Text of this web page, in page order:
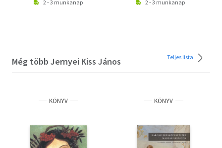
2 - 3 munkanap 2 - 3 munkanap
Még több Jernyei Kiss János Teljes lista
KÖNYV KÖNYV